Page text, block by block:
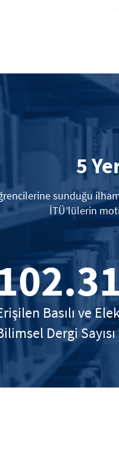
5
sunduğu
İTÜ’lülerin
Basılı ve
Dergi Sayısı